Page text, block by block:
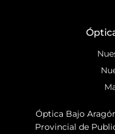
Óptica Bajo
Provincial de